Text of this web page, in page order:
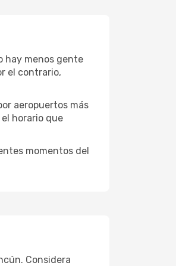
hay menos gente
el contrario,
aeropuertos más
horario que
momentos del
Considera